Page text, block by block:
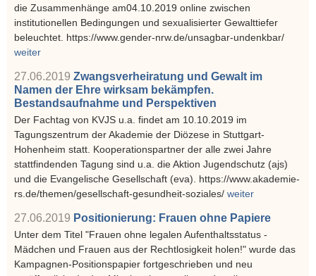
die Zusammenhänge am04.10.2019 online zwischen
institutionellen Bedingungen und sexualisierter Gewalttiefer
beleuchtet. https://www.gender-nrw.de/unsagbar-undenkbar/
weiter
27.06.2019 Zwangsverheiratung und Gewalt im
Namen der Ehre wirksam bekämpfen.
Bestandsaufnahme und Perspektiven
Der Fachtag von KVJS u.a. findet am 10.10.2019 im
Tagungszentrum der Akademie der Diözese in Stuttgart-
Hohenheim statt. Kooperationspartner der alle zwei Jahre
stattfindenden Tagung sind u.a. die Aktion Jugendschutz (ajs)
und die Evangelische Gesellschaft (eva). https://www.akademie-
rs.de/themen/gesellschaft-gesundheit-soziales/ weiter
27.06.2019 Positionierung: Frauen ohne Papiere
Unter dem Titel "Frauen ohne legalen Aufenthaltsstatus -
Mädchen und Frauen aus der Rechtlosigkeit holen!" wurde das
Kampagnen-Positionspapier fortgeschrieben und neu